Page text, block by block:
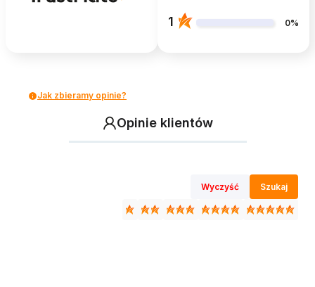
1 0%
Jak zbieramy opinie?
Opinie klientów
Wyczyść Szukaj